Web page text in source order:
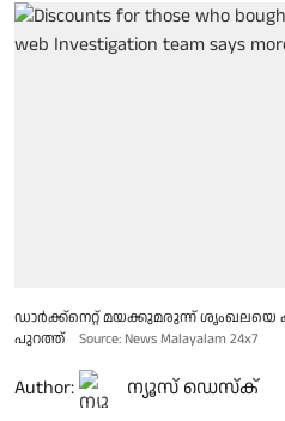
ഡാര്‍ക്ക്‌നെറ്റ് മയക്കുമരുന്ന്
പുറത്ത്
Source: News Malayalam 24x7
Author: ന്യൂസ് ഡെസ്ക്